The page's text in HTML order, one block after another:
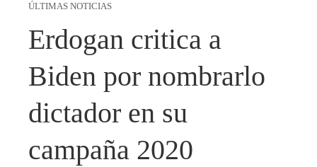
ÚLTIMAS NOTICIAS
Erdogan critica a
Biden por nombrarlo
dictador en su
campaña 2020